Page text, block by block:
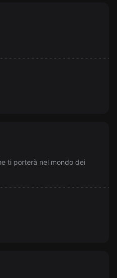
ti porterà nel mondo dei
-